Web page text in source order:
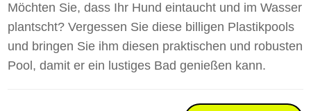
Möchten Sie, dass Ihr Hund eintaucht und im Wasser
plantscht? Vergessen Sie diese billigen Plastikpools
und bringen Sie ihm diesen praktischen und robusten
Pool, damit er ein lustiges Bad genießen kann.